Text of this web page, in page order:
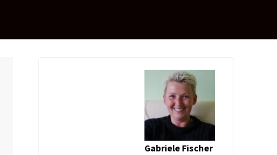
Gabriele Fischer